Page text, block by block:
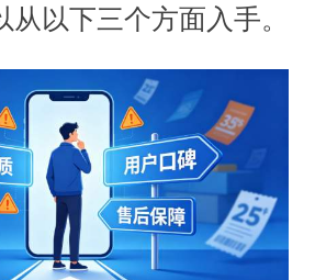
从以下三个方面入手。